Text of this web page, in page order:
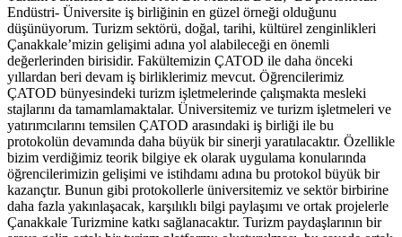
Endüstri- Üniversite iş birliğinin en güzel örneği olduğunu
düşünüyorum. Turizm sektörü, doğal, tarihi, kültürel zenginlikleri
Çanakkale’mizin gelişimi adına yol alabileceği en önemli
değerlerinden birisidir. Fakültemizin ÇATOD ile daha önceki
yıllardan beri devam iş birliklerimiz mevcut. Öğrencilerimiz
ÇATOD bünyesindeki turizm işletmelerinde çalışmakta mesleki
stajlarını da tamamlamaktalar. Üniversitemiz ve turizm işletmeleri ve
yatırımcılarını temsilen ÇATOD arasındaki iş birliği ile bu
protokolün devamında daha büyük bir sinerji yaratılacaktır. Özellikle
bizim verdiğimiz teorik bilgiye ek olarak uygulama konularında
öğrencilerimizin gelişimi ve istihdamı adına bu protokol büyük bir
kazançtır. Bunun gibi protokollerle üniversitemiz ve sektör birbirine
daha fazla yakınlaşacak, karşılıklı bilgi paylaşımı ve ortak projelerle
Çanakkale Turizmine katkı sağlanacaktır. Turizm paydaşlarının bir